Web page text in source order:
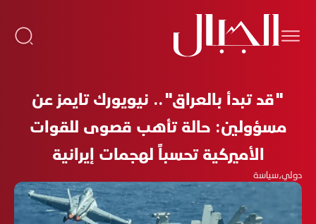
"قد تبدأ بالعراق".. نيويورك تايمز عن
مسؤولين: حالة تأهب قصوى للقوات
الأميركية تحسباً لهجمات إيرانية
دولي،سياسة